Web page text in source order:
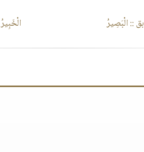
::الْبَصِيرُ الْخَبِيرُ